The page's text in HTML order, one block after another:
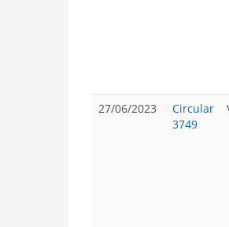
27/06/2023
Circular
3749